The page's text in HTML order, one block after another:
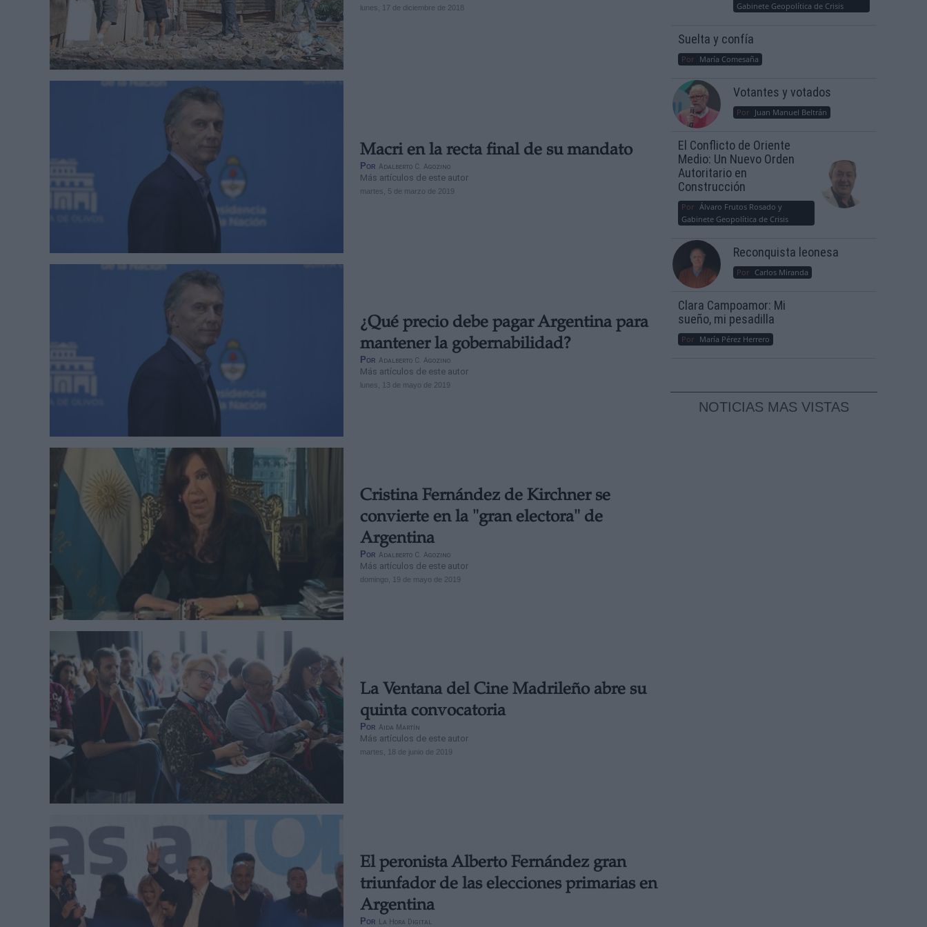
lunes, 17 de diciembre de 2018
Macri en la recta final de su mandato
Por Adalberto C. Agozino
Más artículos de este autor
martes, 5 de marzo de 2019
¿Qué precio debe pagar Argentina para
mantener la gobernabilidad?
Por Adalberto C. Agozino
Más artículos de este autor
lunes, 13 de mayo de 2019
Cristina Fernández de Kirchner se
convierte en la "gran electora" de
Argentina
Por Adalberto C. Agozino
Más artículos de este autor
domingo, 19 de mayo de 2019
La Ventana del Cine Madrileño abre su
quinta convocatoria
Por Aida Martín
Más artículos de este autor
martes, 18 de junio de 2019
El peronista Alberto Fernández gran
triunfador de las elecciones primarias en
Argentina
Por La Hora Digital
Gabinete Geopolítica de Crisis
Suelta y confía
Por María Comesaña
Votantes y votados
Por Juan Manuel Beltrán
El Conflicto de Oriente
Medio: Un Nuevo Orden
Autoritario en
Construcción
Por Álvaro Frutos Rosado y
Gabinete Geopolítica de Crisis
Reconquista leonesa
Por Carlos Miranda
Clara Campoamor: Mi
sueño, mi pesadilla
Por María Pérez Herrero
NOTICIAS MAS VISTAS